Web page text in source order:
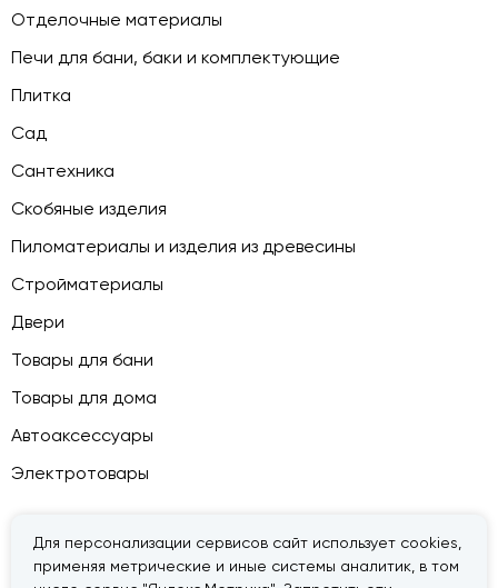
Для персонализации сервисов сайт использует cookies,
применяя метрические и иные системы аналитик, в том
Отделочные материалы
Печи для бани, баки и комплектующие
Плитка
Сад
Сантехника
Скобяные изделия
Пиломатериалы и изделия из древесины
Стройматериалы
Двери
Товары для бани
Товары для дома
Автоаксессуары
Электротовары
© 2026 — «Дачник».Правовая информация